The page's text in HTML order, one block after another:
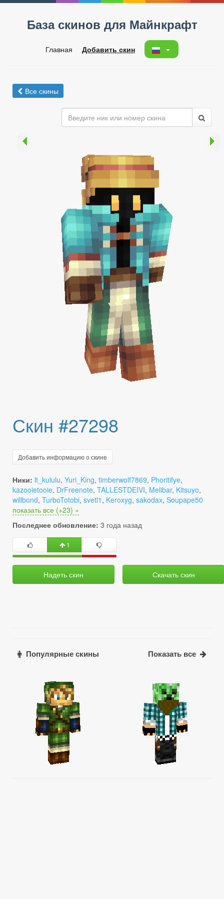
База скинов для Майнкрафт
Главная Добавить скин
Все скины
Скин #27298
Добавить информацию о скине
Ники: lt_kululu, Yuri_King, timberwolf7869, Phoritifye,
kazooietooie, DrFreenote, TALLESTDEIVI, Melibar, Kitsuyo,
willbond, TurboTotobi, svetl1 , Keroxyg, sakodax, Soupape50
показать все (+23) »
Последнее обновление: 3 года назад
1
Надеть скин Скачать скин
Популярные скины Показать все